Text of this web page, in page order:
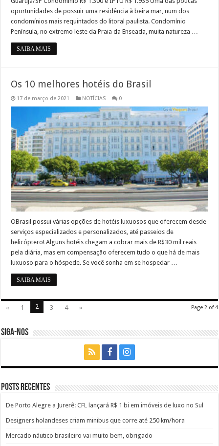
oportunidades de possuir uma residência à beira mar, num dos
condomínios mais requintados do litoral paulista. Condomínio
Península, no extremo leste da Praia da Enseada, muita natureza …
SAIBA MAIS
Os 10 melhores hotéis do Brasil
17 de março de 2021 NOTÍCIAS 0
OBrasil possui várias opções de hotéis luxuosos que oferecem desde
serviços especializados e personalizados, até passeios de
helicóptero! Alguns hotéis chegam a cobrar mais de R$30 mil reais
pela diária, mas em compensação oferecem tudo o que há de mais
luxuoso para o hóspede. Se você sonha em se hospedar …
SAIBA MAIS
Page 2 of 4
« 1 2 3 4 »
SIGA-NOS
Posts recentes
De Porto Alegre a Jurerê: CFL lançará R$ 1 bi em imóveis de luxo no Sul
Designers holandeses criam minibus que corre até 250 km/hora
Mercado náutico brasileiro vai muito bem, obrigado